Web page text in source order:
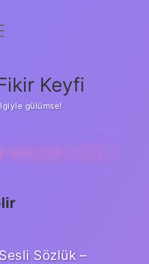
Keyfi
gülümse!
ANLAMI NEDIR
Sözlük –